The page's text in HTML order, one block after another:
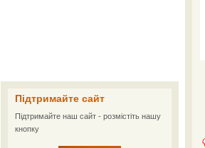
Підтримайте сайт
Підтримайте наш сайт - розмістіть нашу
кнопку